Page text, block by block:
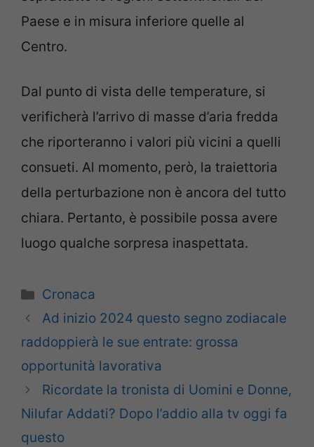
Paese e in misura inferiore quelle al
Centro.
Dal punto di vista delle temperature, si
verificherà l’arrivo di masse d’aria fredda
che riporteranno i valori più vicini a quelli
consueti. Al momento, però, la traiettoria
della perturbazione non è ancora del tutto
chiara. Pertanto, è possibile possa avere
luogo qualche sorpresa inaspettata.
Categorie
Cronaca
Ad inizio 2024 questo segno zodiacale
raddoppierà le sue entrate: grossa
opportunità lavorativa
Ricordate la tronista di Uomini e Donne,
Nilufar Addati? Dopo l’addio alla tv oggi fa
questo